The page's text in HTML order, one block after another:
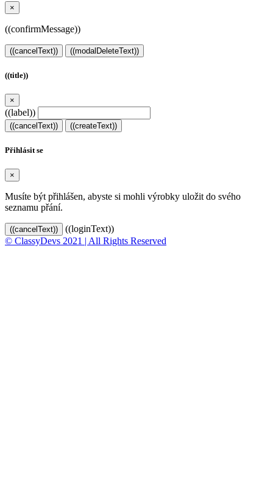
×
((confirmMessage))
((cancelText)) ((modalDeleteText))
((title))
×
((label))
((cancelText)) ((createText))
Přihlásit se
×
Musíte být přihlášen, abyste si mohli výrobky uložit do svého
seznamu přání.
((cancelText))
((loginText))
© ClassyDevs 2021 | All Rights Reserved